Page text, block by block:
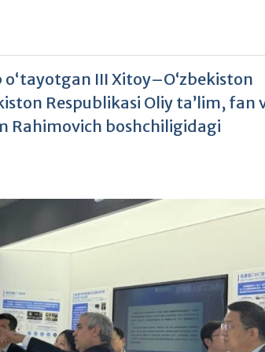
III Xitoy–O‘zbekiston
Respublikasi Oliy ta’lim, fan
Rahimovich boshchiligidagi